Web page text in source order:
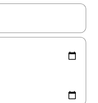
les flèches vers le